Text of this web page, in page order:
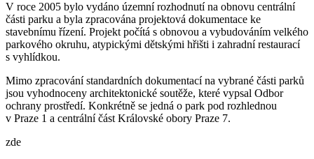
V roce 2005 bylo vydáno územní rozhodnutí na obnovu centrální
části parku a byla zpracována projektová dokumentace ke
stavebnímu řízení. Projekt počítá s obnovou a vybudováním velkého
parkového okruhu, atypickými dětskými hřišti i zahradní restaurací
s vyhlídkou.
Mimo zpracování standardních dokumentací na vybrané části parků
jsou vyhodnoceny architektonické soutěže, které vypsal Odbor
ochrany prostředí. Konkrétně se jedná o park pod rozhlednou
v Praze 1 a centrální část Královské obory Praze 7.
zde